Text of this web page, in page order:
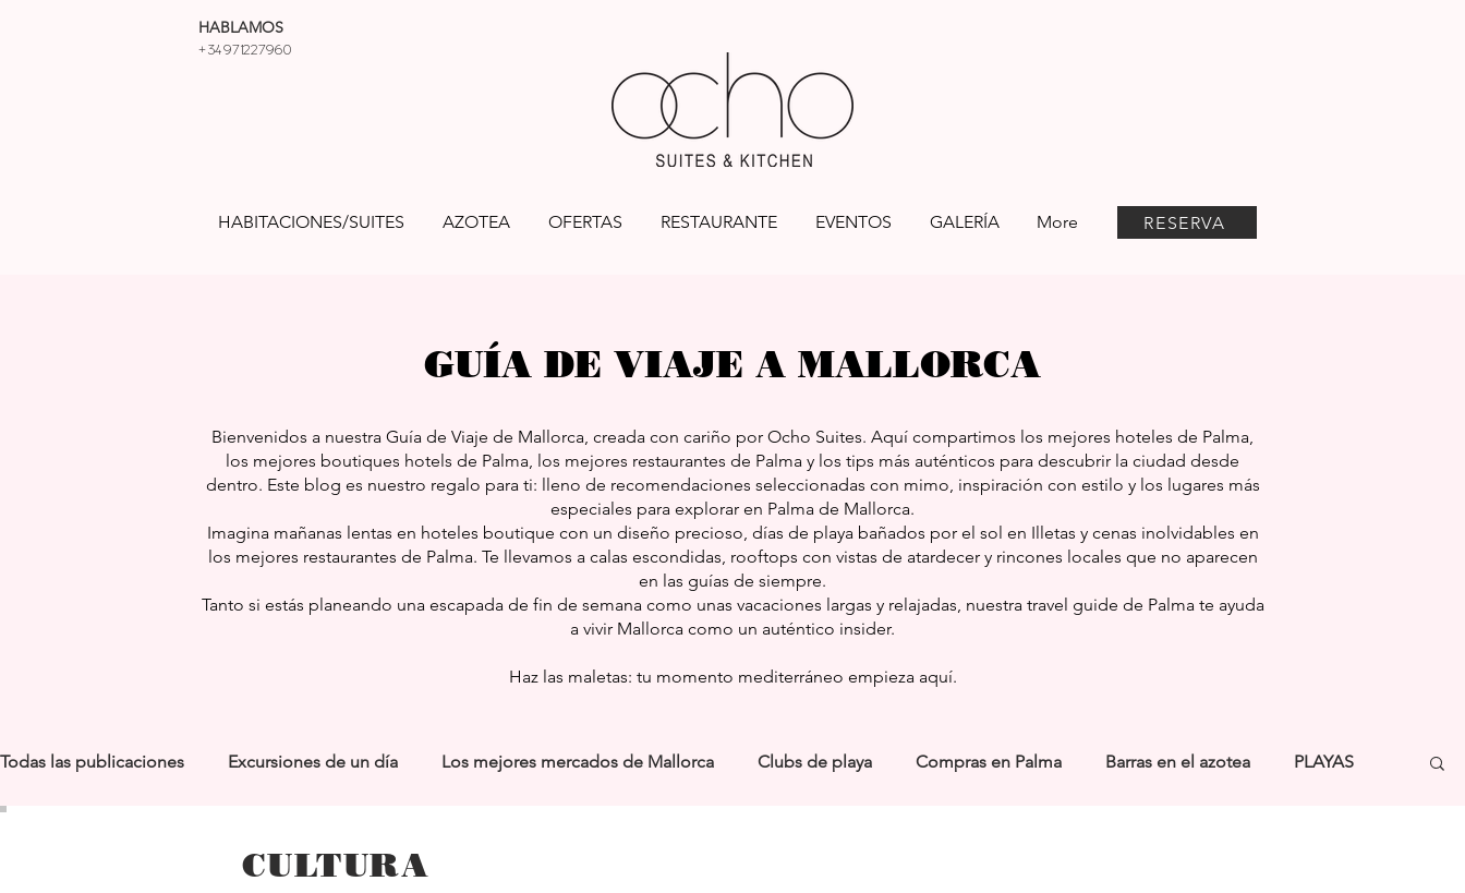
HABLAMOS
+34971227960
HABITACIONES/SUITES AZOTEA OFERTAS RESTAURANTE EVENTOS GALERÍA More RESERVA
GUÍA DE VIAJE A MALLORCA
Bienvenidos a nuestra Guía de Viaje de Mallorca, creada con cariño por Ocho Suites. Aquí compartimos los mejores hoteles de Palma,
los mejores boutiques hotels de Palma, los mejores restaurantes de Palma y los tips más auténticos para descubrir la ciudad desde
dentro. Este blog es nuestro regalo para ti: lleno de recomendaciones seleccionadas con mimo, inspiración con estilo y los lugares más
especiales para explorar en Palma de Mallorca.
Imagina mañanas lentas en hoteles boutique con un diseño precioso, días de playa bañados por el sol en Illetas y cenas inolvidables en
los mejores restaurantes de Palma. Te llevamos a calas escondidas, rooftops con vistas de atardecer y rincones locales que no aparecen
en las guías de siempre.
Tanto si estás planeando una escapada de fin de semana como unas vacaciones largas y relajadas, nuestra travel guide de Palma te ayuda
a vivir Mallorca como un auténtico insider.
Haz las maletas: tu momento mediterráneo empieza aquí.
Todas las publicaciones Excursiones de un día Los mejores mercados de Mallorca Clubs de playa Compras en Palma Barras en el azotea PLAYAS
NIÑOS BODEGAS
CULTURA